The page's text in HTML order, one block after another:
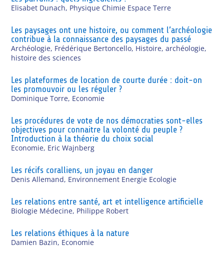
Elisabet Dunach, Physique Chimie Espace Terre
Les paysages ont une histoire, ou comment l’archéologie
contribue à la connaissance des paysages du passé
Archéologie, Frédérique Bertoncello, Histoire, archéologie,
histoire des sciences
Les plateformes de location de courte durée : doit-on
les promouvoir ou les réguler ?
Dominique Torre, Economie
Les procédures de vote de nos démocraties sont-elles
objectives pour connaitre la volonté du peuple ?
Introduction à la théorie du choix social
Economie, Eric Wajnberg
Les récifs coralliens, un joyau en danger
Denis Allemand, Environnement Energie Ecologie
Les relations entre santé, art et intelligence artificielle
Biologie Médecine, Philippe Robert
Les relations éthiques à la nature
Damien Bazin, Economie